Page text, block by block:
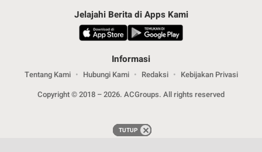
Jelajahi Berita di Apps Kami
Informasi
Tentang Kami Hubungi Kami Redaksi
Kebijakan Privasi
Copyright © 2018 – 2026. ACGroups. All rights reserved
TUTUP
TUTUP
TUTUP
TUTUP
TUTUP
TUTUP